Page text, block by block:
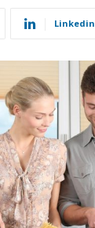
Linkedin